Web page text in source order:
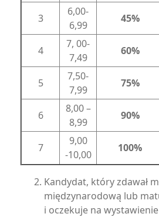
3
6,00-
6,99
45%
4
7, 00-
7,49
60%
5
7,50-
7,99
75%
6
8,00 –
8,99
90%
7
9,00
-10,00
100%
Kandydat, który zdawał
międzynarodową lub
i oczekuje na